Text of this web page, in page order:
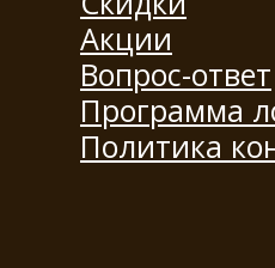
Акции
Вопрос-ответ
Программа
Политика